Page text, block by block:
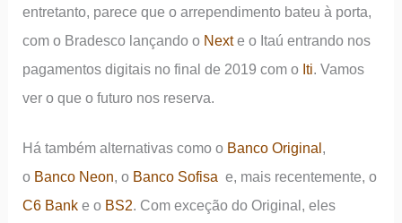
entretanto, parece que o arrependimento bateu à porta,
com o Bradesco lançando o Nexte o Itaú entrando nos
pagamentos digitais no final de 2019 com o Iti. Vamos
ver o que o futuro nos reserva.
Há também alternativas como o Banco Original,
o Banco Neon, o Banco Sofisa e, mais recentemente, o
C6 Bank e o BS2. Com exceção do Original, eles